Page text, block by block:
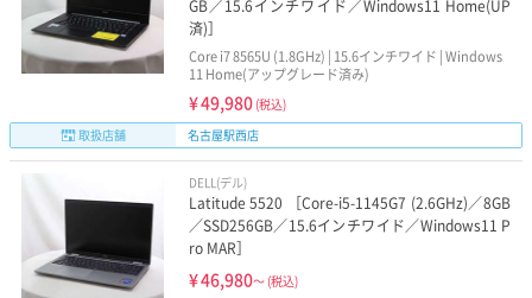
GB／15.6インチワイド／Windows11 Home(UP
済)］
Core i7 8565U (1.8GHz) | 15.6インチワイド | Windows
11 Home(アップグレード済み)
¥49,980 (税込)
取扱店舗
名古屋駅西店
DELL(デル)
Latitude 5520 ［Core-i5-1145G7 (2.6GHz)／8GB
／SSD256GB／15.6インチワイド／Windows11 P
ro MAR］
¥46,980～ (税込)